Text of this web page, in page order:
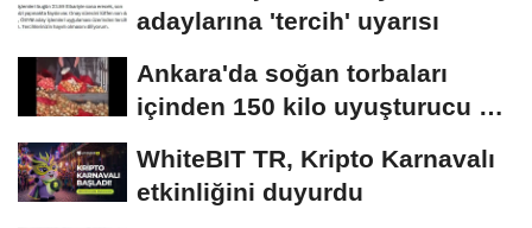
adaylarına 'tercih' uyarısı
Ankara'da soğan torbaları
içinden 150 kilo uyuşturucu ele
WhiteBIT TR, Kripto Karnavalı
etkinliğini duyurdu